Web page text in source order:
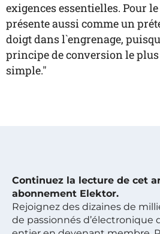
exigences essentielles. Pour
présente aussi comme un
doigt dans l`engrenage,
principe de conversion le
simple."
Continuez la lecture de cet
abonnement Elektor.
Rejoignez des dizaines de
de passionnés d’électronique